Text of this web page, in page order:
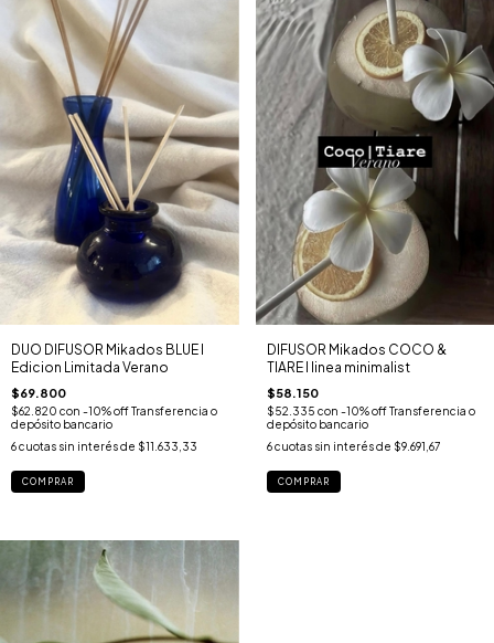
DUO DIFUSOR Mikados BLUE I
Edicion Limitada Verano
$69.800
$62.820 con -10% off Transferencia o
depósito bancario
6cuotas sin interés de $11.633,33
DIFUSOR Mikados COCO &
TIARE I linea minimalist
$58.150
$52.335 con -10% off Transferencia o
depósito bancario
6 cuotas sin interés de $9.691,67
COMPRAR